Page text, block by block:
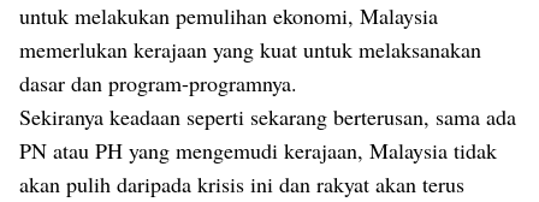
untuk melakukan pemulihan ekonomi, Malaysia
memerlukan kerajaan yang kuat untuk melaksanakan
dasar dan program-programnya.
Sekiranya keadaan seperti sekarang berterusan, sama ada
PN atau PH yang mengemudi kerajaan, Malaysia tidak
akan pulih daripada krisis ini dan rakyat akan terus